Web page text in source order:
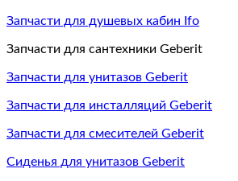
Запчасти для душевых кабин Ifo
Запчасти для сантехники Geberit
Запчасти для унитазов Geberit
Запчасти для инсталляций Geberit
Запчасти для смесителей Geberit
Сиденья для унитазов Geberit